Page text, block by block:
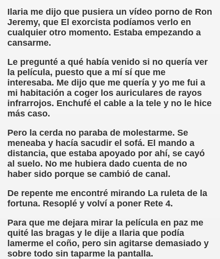
Ilaria me dijo que pusiera un vídeo porno de Ron
Jeremy, que El exorcista podíamos verlo en
cualquier otro momento. Estaba empezando a
cansarme.
Le pregunté a qué había venido si no quería ver
la película, puesto que a mí sí que me
interesaba. Me dijo que me quería y yo me fui a
mi habitación a coger los auriculares de rayos
infrarrojos. Enchufé el cable a la tele y no le hice
más caso.
Pero la cerda no paraba de molestarme. Se
meneaba y hacía sacudir el sofá. El mando a
distancia, que estaba apoyado por ahí, se cayó
al suelo. No me hubiera dado cuenta de no
haber sido porque se cambió de canal.
De repente me encontré mirando La ruleta de la
fortuna. Resoplé y volví a poner Rete 4.
Para que me dejara mirar la película en paz me
quité las bragas y le dije a Ilaria que podía
lamerme el coño, pero sin agitarse demasiado y
sobre todo sin taparme la pantalla.
Blanco)
Boccaccio, El Decamerón)
XVII, Anónimo)
de Favara (Josep Bernat i Baldoví, en valencià)
y Viceversa
Inquisitoriales, 1599-1712)
(Alfred de Musset)